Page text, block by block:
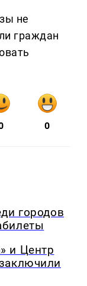
не
граждан
0
городов
и Центр